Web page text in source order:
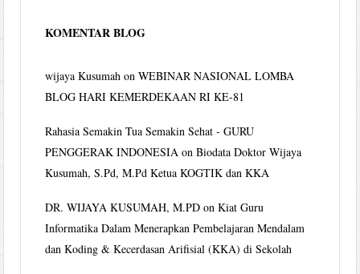
KOMENTAR BLOG
wijaya Kusumah onWEBINAR NASIONAL LOMBA
BLOG HARI KEMERDEKAAN RI KE-81
Rahasia Semakin Tua Semakin Sehat - GURU
PENGGERAK INDONESIA onBiodata Doktor Wijaya
Kusumah, S.Pd, M.Pd Ketua KOGTIK dan KKA
DR. WIJAYA KUSUMAH, M.PD onKiat Guru
Informatika Dalam Menerapkan Pembelajaran Mendalam
dan Koding & Kecerdasan Arifisial (KKA) di Sekolah